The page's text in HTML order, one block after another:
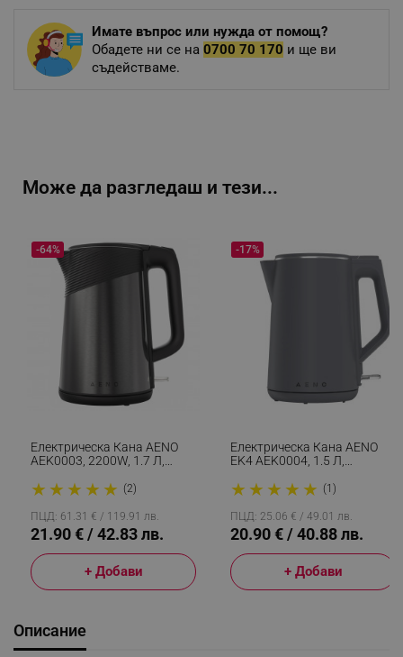
Имате въпрос или нужда от помощ?
Обадете ни се на 0700 70 170 и ще ви
съдействаме.
Може да разгледаш и тези...
Електрическа Кана AENO
AEK0003, 2200W, 1.7 Л,
Стени, Защита От
Прегряване, Графит/черен
★ ★ ★ ★ ★ (2)
-64%
ПЦД: 61.31 € / 119.91 лв.
21.90 € / 42.83 лв.
+ Добави
Електрическа Кана AENO
EK4 AEK0004, 1.5 Л,
Защита STRIX, LED
Индикация, Черен
★ ★ ★ ★ ★ (1)
-17%
ПЦД: 25.06 € / 49.01 лв.
20.90 € / 40.88 лв.
+ Добави
Описание